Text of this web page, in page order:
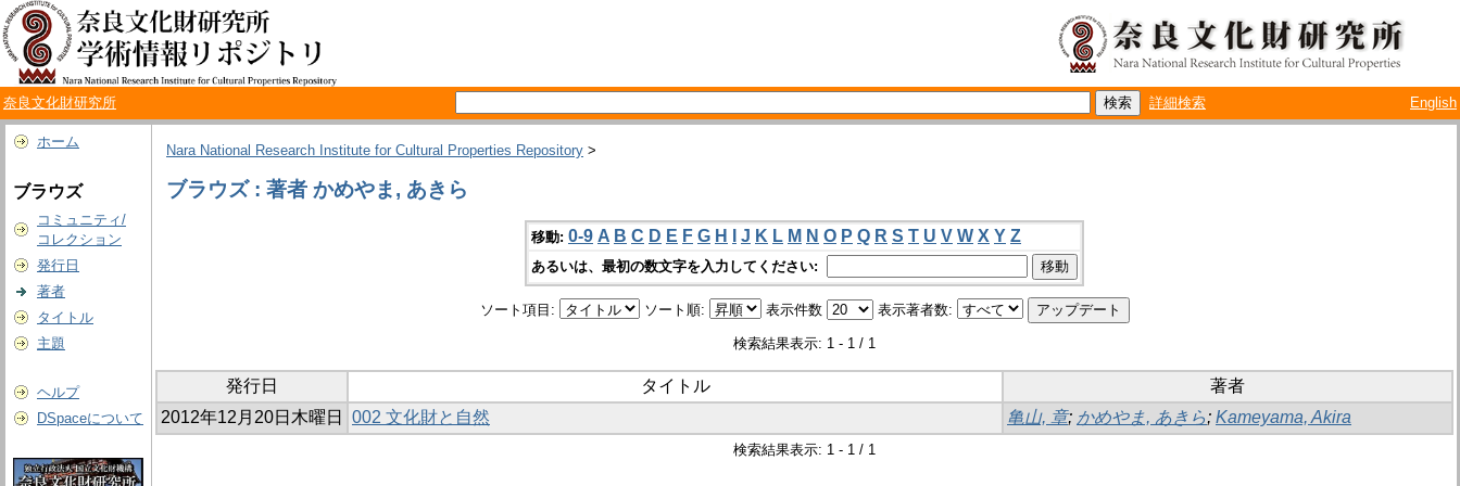
奈良文化財研究所 詳細検索 English
ホーム
ブラウズ
コミュニティ/
コレクション
発行日
著者
タイトル
主題
ヘルプ
DSpaceについて
Nara National Research Institute for Cultural Properties Repository >
ブラウズ : 著者 かめやま, あきら
移動: 0-9 A B C D E F G H J K L M N O P Q R S T U V W X Y Z
あるいは、最初の数文字を入力してください:
ソート項目: ソート順: 表示件数 表示著者数:
検索結果表示: 1 - 1 / 1
発行日 タイトル
著者
2012年12月20日木曜日
002 文化財と自然 亀山, 章; かめやま, あきら; Kameyama, Akira
検索結果表示: 1 - 1 / 1